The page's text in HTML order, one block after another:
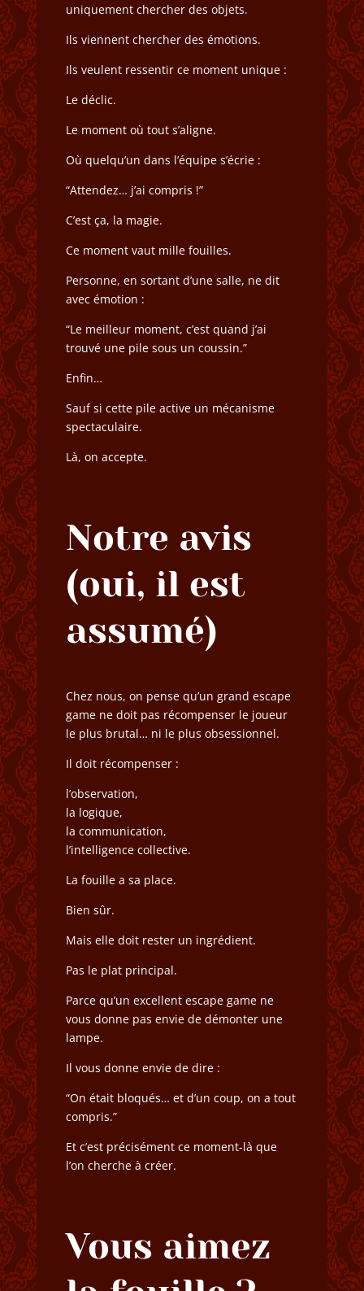
uniquement chercher des objets.
Ils viennent chercher des émotions.
Ils veulent ressentir ce moment unique :
Le déclic.
Le moment où tout s’aligne.
Où quelqu’un dans l’équipe s’écrie :
“Attendez… j’ai compris !”
C’est ça, la magie.
Ce moment vaut mille fouilles.
Personne, en sortant d’une salle, ne dit
avec émotion :
“Le meilleur moment, c’est quand j’ai
trouvé une pile sous un coussin.”
Enfin…
Sauf si cette pile active un mécanisme
spectaculaire.
Là, on accepte.
Notre avis
(oui, il est
assumé)
Chez nous, on pense qu’un grand escape
game ne doit pas récompenser le joueur
le plus brutal… ni le plus obsessionnel.
Il doit récompenser :
l’observation,
la logique,
la communication,
l’intelligence collective.
La fouille a sa place.
Bien sûr.
Mais elle doit rester un ingrédient.
Pas le plat principal.
Parce qu’un excellent escape game ne
vous donne pas envie de démonter une
lampe.
Il vous donne envie de dire :
“On était bloqués… et d’un coup, on a tout
compris.”
Et c’est précisément ce moment-là que
l’on cherche à créer.
Vous aimez